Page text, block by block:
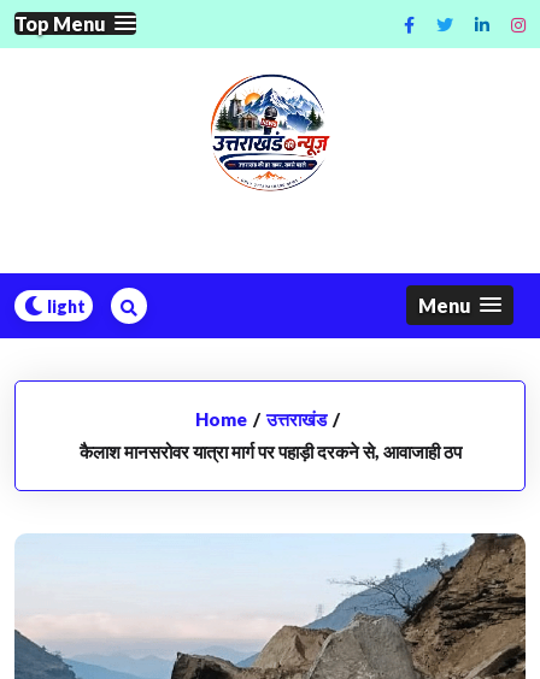
Skip
to
Top Menu
Menu
Home / उत्तराखंड /
कैलाश मानसरोवर यात्रा मार्ग पर पहाड़ी दरकने से, आवाजाही ठप